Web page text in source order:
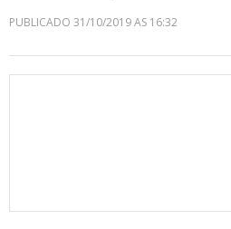
PUBLICADO 31/10/2019 AS 16:32